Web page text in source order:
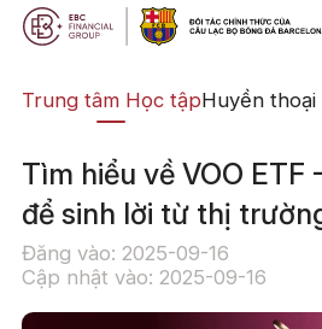
Trung tâm Học tậpHuyền thoại
Tìm hiểu về VOO ETF
để sinh lời từ thị
Đăng vào: 2025-09-16
Cập nhật vào: 2025-09-16